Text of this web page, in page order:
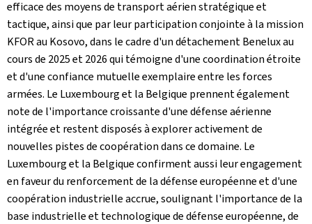
efficace des moyens de transport aérien stratégique et
tactique, ainsi que par leur participation conjointe à la mission
KFOR au Kosovo, dans le cadre d'un détachement Benelux au
cours de 2025 et 2026 qui témoigne d'une coordination étroite
et d'une confiance mutuelle exemplaire entre les forces
armées. Le Luxembourg et la Belgique prennent également
note de l'importance croissante d'une défense aérienne
intégrée et restent disposés à explorer activement de
nouvelles pistes de coopération dans ce domaine. Le
Luxembourg et la Belgique confirment aussi leur engagement
en faveur du renforcement de la défense européenne et d'une
coopération industrielle accrue, soulignant l'importance de la
base industrielle et technologique de défense européenne, de